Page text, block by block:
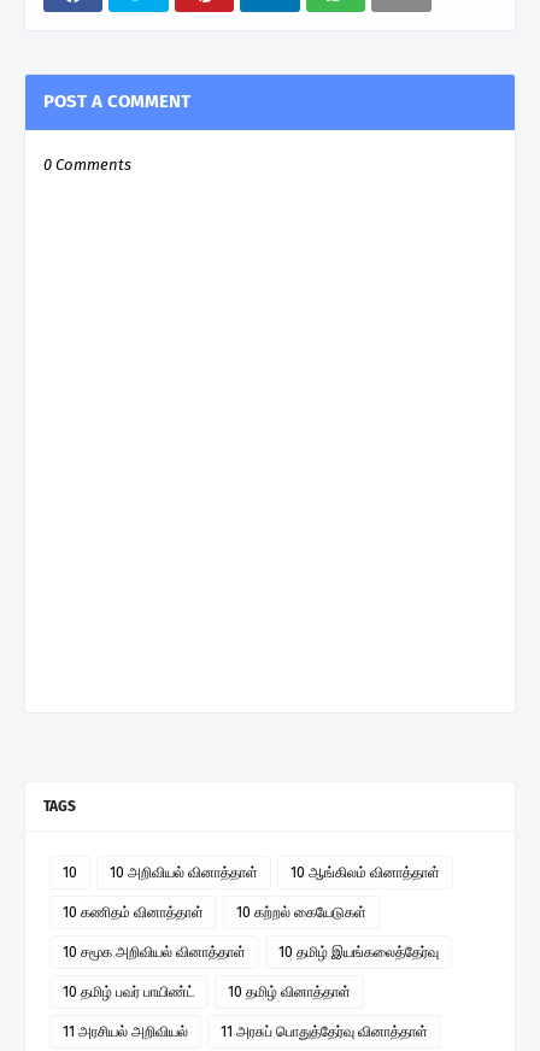
POST A COMMENT
0 Comments
TAGS
10 10 அறிவியல் வினாத்தாள் 10 ஆங்கிலம் வினாத்தாள்
10 கணிதம் வினாத்தாள் 10 கற்றல் கையேடுகள்
10 சமூக அறிவியல் வினாத்தாள் 10 தமிழ் இயங்கலைத்தேர்வு
10 தமிழ் பவர் பாயிண்ட் 10 தமிழ் வினாத்தாள்
11 அரசியல் அறிவியல் 11 அரசுப் பொதுத்தேர்வு வினாத்தாள்